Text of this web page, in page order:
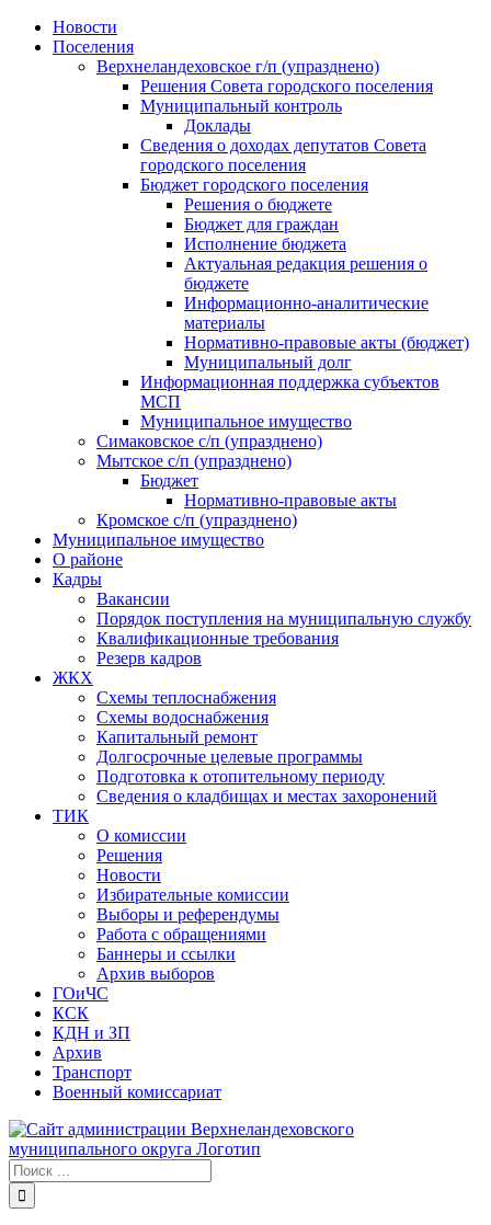
Skip
Новости
Поселения
Верхнеландеховское г/п (упразднено)
Решения Совета городского поселения
Муниципальный контроль
Доклады
Сведения о доходах депутатов Совета
городского поселения
Бюджет городского поселения
Решения о бюджете
Бюджет для граждан
Исполнение бюджета
Актуальная редакция решения о
бюджете
Информационно-аналитические
материалы
Нормативно-правовые акты (бюджет)
Муниципальный долг
Информационная поддержка субъектов
МСП
Муниципальное имущество
Симаковское с/п (упразднено)
Мытское с/п (упразднено)
Бюджет
Нормативно-правовые акты
Кромское с/п (упразднено)
Муниципальное имущество
О районе
Кадры
Вакансии
Порядок поступления на муниципальную службу
Квалификационные требования
Резерв кадров
ЖКХ
Схемы теплоснабжения
Схемы водоснабжения
Капитальный ремонт
Долгосрочные целевые программы
Подготовка к отопительному периоду
Сведения о кладбищах и местах захоронений
ТИК
О комиссии
Решения
Новости
Избирательные комиссии
Выборы и референдумы
Работа с обращениями
Баннеры и ссылки
Архив выборов
ГОиЧС
КСК
КДН и ЗП
Архив
Транспорт
Военный комиссариат
Результат
поиска: